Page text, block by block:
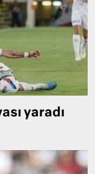
yaradı